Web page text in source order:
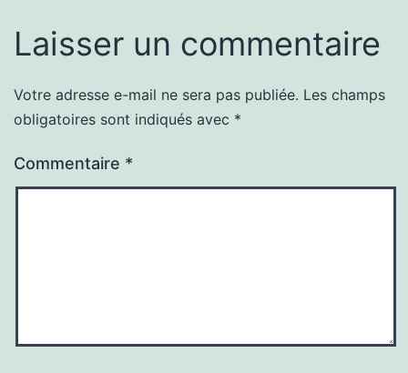
Laisser un commentaire
Votre adresse e-mail ne sera pas publiée. Les champs
obligatoires sont indiqués avec *
Commentaire *